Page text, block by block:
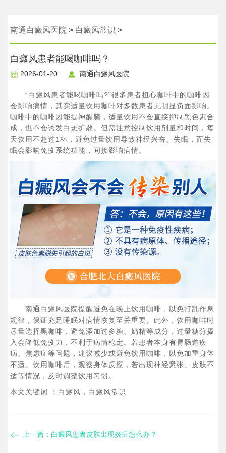
南通白癜风医院 > 白癜风常识 >
白癜风患者能喝咖啡吗？
2026-01-20 南通白癜风医院
“白癜风患者能喝咖啡吗?”很多患者担心咖啡中的咖啡因
会影响病情，其实适量饮用咖啡对多数患者无明显负面影响。
咖啡中的咖啡因能提神醒脑，适量饮用不会直接抑制黑色素合
成，也不会诱发白斑扩散。但需注意控制饮用剂量和时间，每
天饮用不超过1杯，避免过量饮用导致神经兴奋、失眠，而失
眠会影响免疫系统功能，间接影响病情。
南通白癜风医院提醒避免在晚上饮用咖啡，以免打乱作息
规律，保证充足睡眠对病情恢复至关重要。此外，饮用咖啡时
尽量选择黑咖啡，避免添加过多糖、奶精等成分，过量糖分摄
入会降低免疫力，不利于病情稳定。若患者本身有胃肠道疾
病、焦虑症等问题，建议减少或避免饮用咖啡，以免加重身体
不适。饮用咖啡后，观察身体反应，若出现神经紧张、皮肤不
适等情况，及时调整饮用习惯。
本文关键词 ：白癜风，白癜风常识
上一篇： 白癜风患者皮肤出现炎症怎么办？